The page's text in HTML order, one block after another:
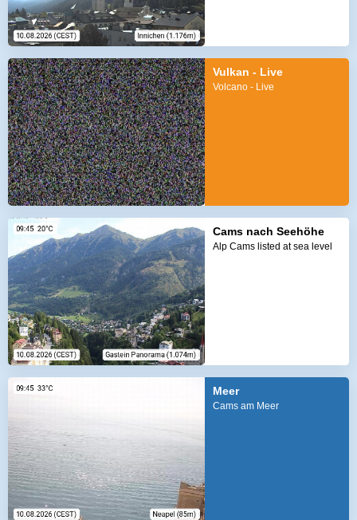
Vulkan - Live
Volcano - Live
Cams nach Seehöhe
Alp Cams listed at sea level
Meer
Cams am Meer